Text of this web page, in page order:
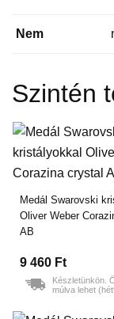
Nem
Szintén
Medál Swarovski
Oliver Weber
AB
9 460 Ft
Készletünkön.
múlva lehet